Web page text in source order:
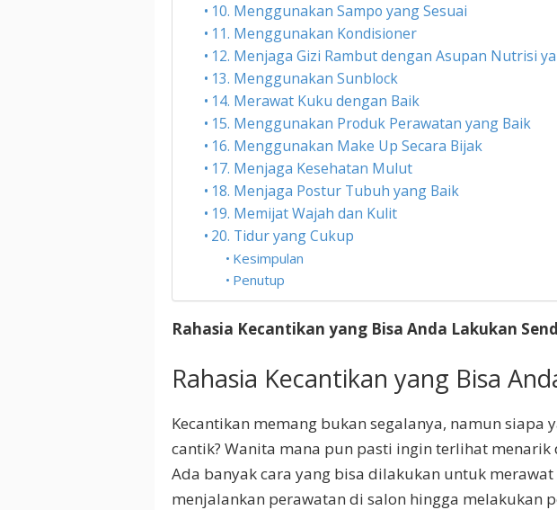
10. Menggunakan Sampo yang Sesuai
11. Menggunakan Kondisioner
12. Menjaga Gizi Rambut dengan Asupan Nutrisi
13. Menggunakan Sunblock
14. Merawat Kuku dengan Baik
15. Menggunakan Produk Perawatan yang Baik
16. Menggunakan Make Up Secara Bijak
17. Menjaga Kesehatan Mulut
18. Menjaga Postur Tubuh yang Baik
19. Memijat Wajah dan Kulit
20. Tidur yang Cukup
Kesimpulan
Penutup
Rahasia Kecantikan yang Bisa Anda Lakukan
Rahasia Kecantikan yang Bisa
Kecantikan memang bukan segalanya, namun siapa
cantik? Wanita mana pun pasti ingin terlihat menarik
Ada banyak cara yang bisa dilakukan untuk
menjalankan perawatan di salon hingga melakukan